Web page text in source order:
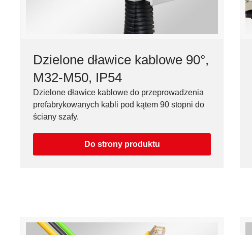
Dzielone dławice kablowe 90°,
M32-M50, IP54
Dzielone dławice kablowe do przeprowadzenia
prefabrykowanych kabli pod kątem 90 stopni do
ściany szafy.
Do strony produktu